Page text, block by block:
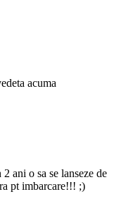
acuma
ani o sa se lanseze de
pt imbarcare!!! ;)